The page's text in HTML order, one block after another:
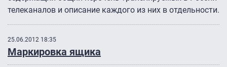
телеканалов и описание каждого из них в отдельности.
25.06.2012 18:35
Маркировка ящика